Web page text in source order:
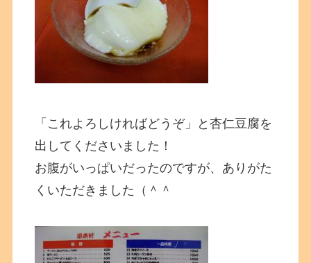
「これよろしければどうぞ」と杏仁豆腐を
出してくださいました！
お腹がいっぱいだったのですが、ありがた
くいただきました（＾＾